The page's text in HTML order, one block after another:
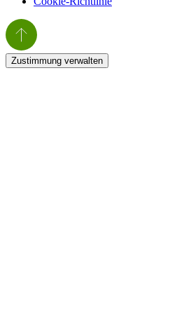
Zustimmung verwalten